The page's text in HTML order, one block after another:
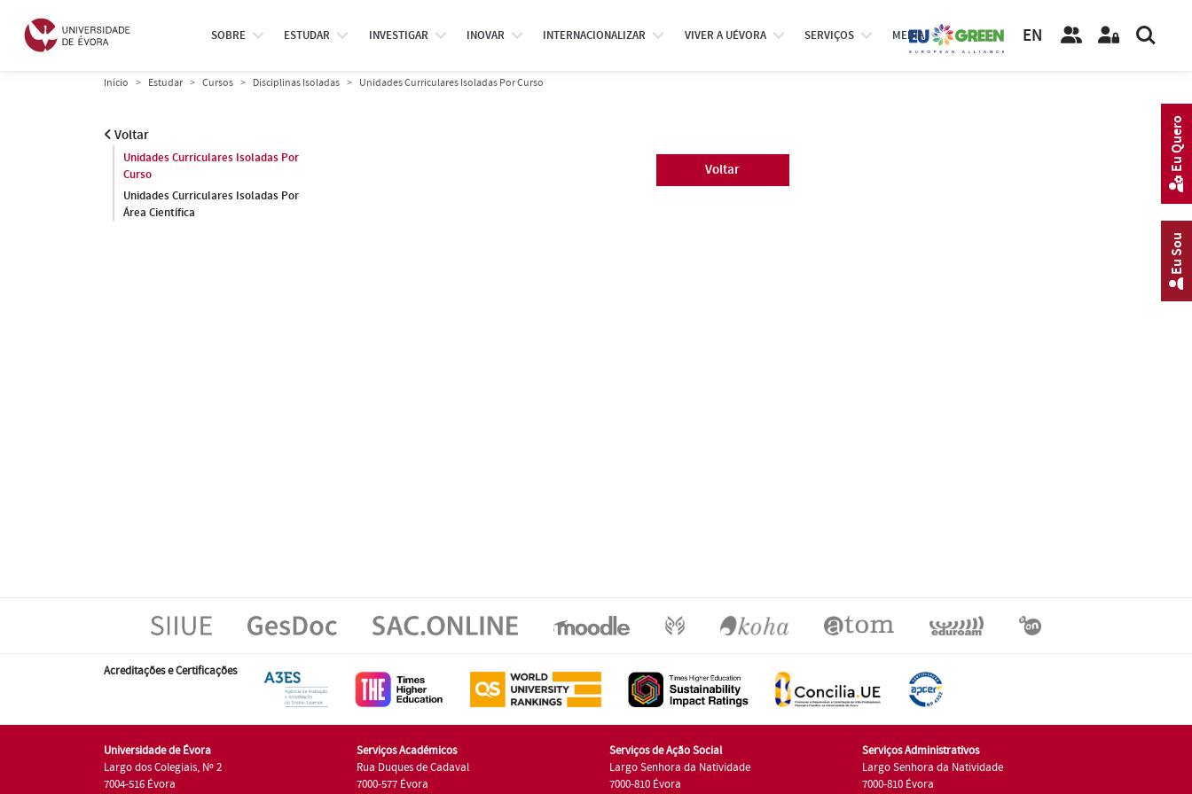
SOBRE ESTUDAR INVESTIGAR INOVAR INTERNACIONALIZAR VIVER A UÉVORA SERVIÇOS MEDIA EN
Início Estudar Cursos Disciplinas Isoladas Unidades Curriculares Isoladas Por Curso
Voltar
Unidades Curriculares Isoladas Por
Curso
Unidades Curriculares Isoladas Por
Área Científica
Voltar
Acreditações e Certificações
Universidade de Évora
Largo dos Colegiais, Nº 2
7004-516 Évora
Serviços Académicos
Rua Duques de Cadaval
7000-577 Évora
Serviços de Ação Social
Largo Senhora da Natividade
7000-810 Évora
Serviços Administrativos
Largo Senhora da Natividade
7000-810 Évora
Eu Sou
Eu Quero